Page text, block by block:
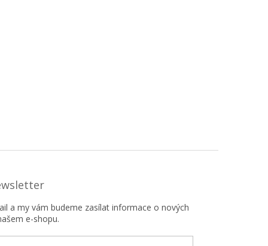
a my vám budeme zasílat informace o nových
e-shopu.